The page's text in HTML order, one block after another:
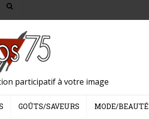
participatif à votre image
GOÛTS/SAVEURS MODE/BEAUTÉ